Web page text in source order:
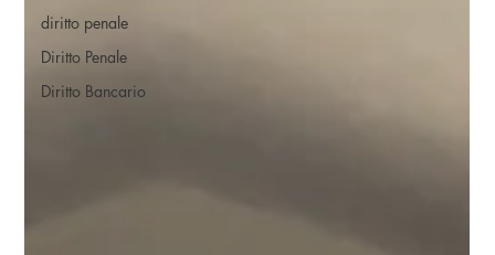
diritto penale
Diritto Penale
Diritto Bancario